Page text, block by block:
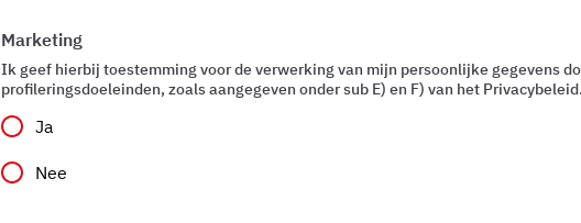
Marketing
Ik geef hierbij toestemming voor de verwerking van mijn persoonlijke gegevens
profileringsdoeleinden, zoals aangegeven onder sub E) en F) van het Privacybeleid.
Ja
Nee